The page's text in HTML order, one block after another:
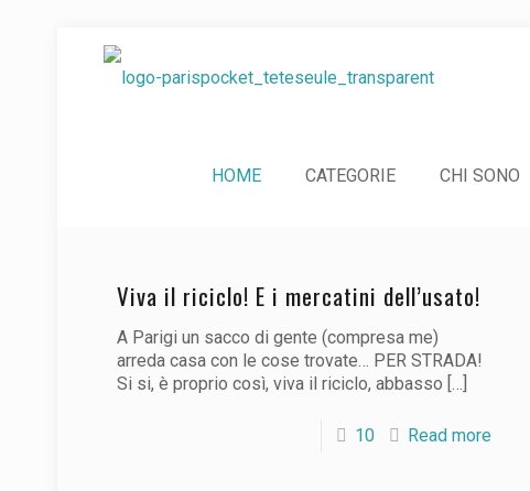
HOME CATEGORIE CHI SONO
Viva il riciclo! E i mercatini dell’usato!
A Parigi un sacco di gente (compresa me)
arreda casa con le cose trovate… PER STRADA!
Si si, è proprio così, viva il riciclo, abbasso […]
10 Read more